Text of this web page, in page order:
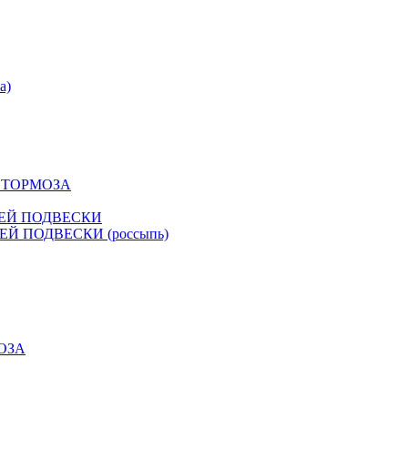
ПОДВЕСКИ
ПОДВЕСКИ (россыпь)